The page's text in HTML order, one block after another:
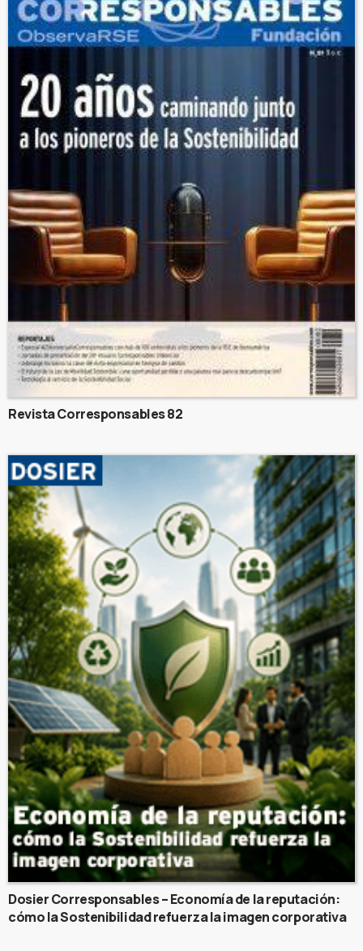
Revista Corresponsables 82
Dosier Corresponsables – Economía de la reputación:
cómo la Sostenibilidad refuerza la imagen corporativa